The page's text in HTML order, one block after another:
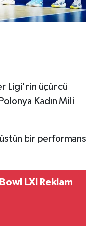
Ligi'nin üçüncü
Kadın Milli
bir performans
LXI Reklam